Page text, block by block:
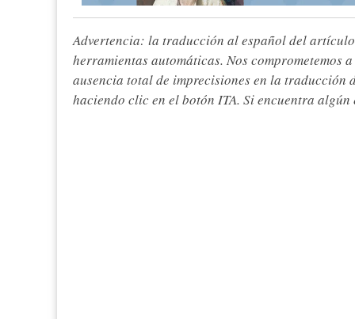
Advertencia: la traducción al español del
herramientas automáticas. Nos
ausencia total de imprecisiones en la
haciendo clic en el botón ITA. Si encuentra